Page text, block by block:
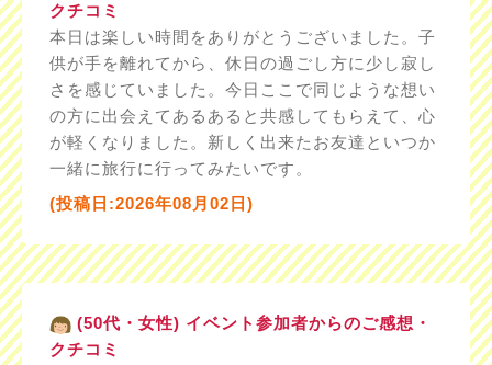
クチコミ
本日は楽しい時間をありがとうございました。子
供が手を離れてから、休日の過ごし方に少し寂し
さを感じていました。今日ここで同じような想い
の方に出会えてあるあると共感してもらえて、心
が軽くなりました。新しく出来たお友達といつか
一緒に旅行に行ってみたいです。
(投稿日:2026年08月02日)
(50代・女性) イベント参加者からのご感想・
クチコミ